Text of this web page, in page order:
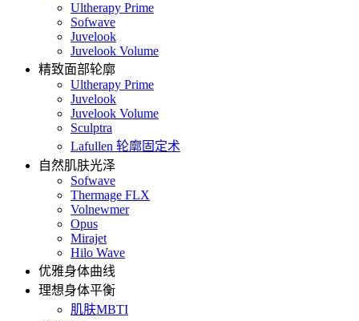
Ultherapy Prime
Sofwave
Juvelook
Juvelook Volume
精致面部轮廓
Ultherapy Prime
Juvelook
Juvelook Volume
Sculptra
Lafullen 轮廓固定术
自然肌肤光泽
Sofwave
Thermage FLX
Volnewmer
Opus
Mirajet
Hilo Wave
优雅身体曲线
理想身体平衡
肌肤MBTI